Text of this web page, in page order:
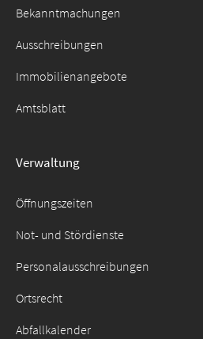
Bekanntmachungen
Ausschreibungen
Immobilienangebote
Amtsblatt
Verwaltung
Öffnungszeiten
Not- und Stördienste
Personalausschreibungen
Ortsrecht
Abfallkalender